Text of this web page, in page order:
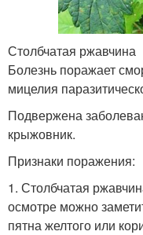
Столбчатая ржавчина
Болезнь поражает
мицелия
Подвержена
крыжовник.
Признаки поражения:
1. Столбчатая
осмотре можно
пятна желтого или